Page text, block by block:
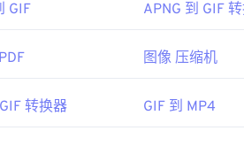
GIF APNG 到 GIF
图像 压缩机
转换器 GIF 到 MP4